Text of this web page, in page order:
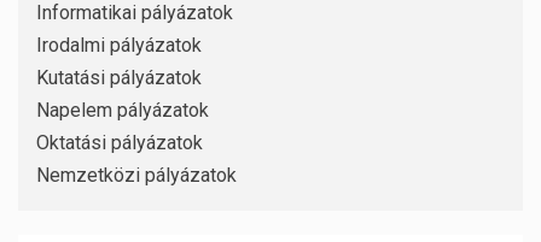
Informatikai pályázatok
Irodalmi pályázatok
Kutatási pályázatok
Napelem pályázatok
Oktatási pályázatok
Nemzetközi pályázatok